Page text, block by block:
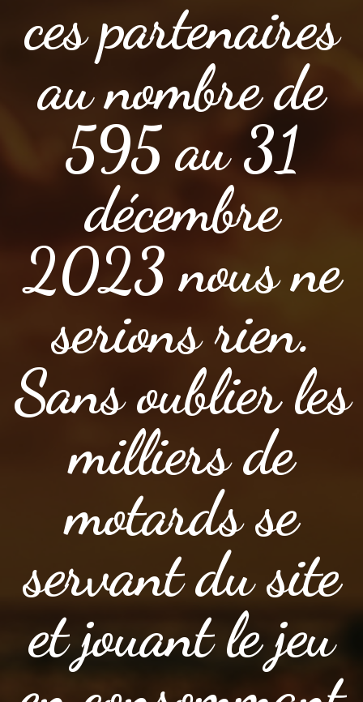
ces partenaires
au nombre de
595 au 31
décembre
2023 nous ne
serions rien.
Sans oublier les
milliers de
motards se
servant du site
et jouant le jeu